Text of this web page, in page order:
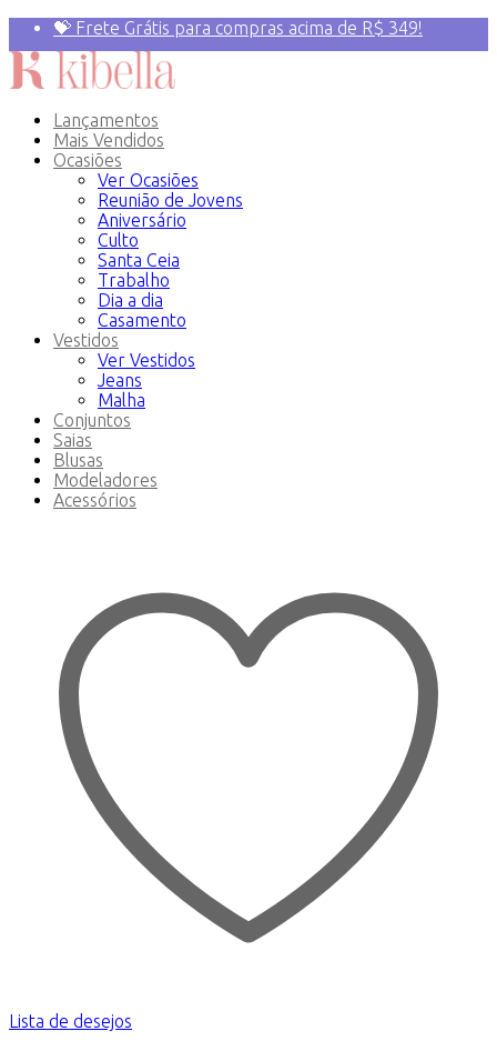
💝 Frete Grátis para compras acima de R$ 349!
Primeira compra? 10% OFF com o Cupom:
PRIMEIRAVEZ
Lançamentos
Mais Vendidos
Ocasiões
Ver Ocasiões
Reunião de Jovens
Aniversário
Culto
Santa Ceia
Trabalho
Dia a dia
Casamento
Vestidos
Ver Vestidos
Jeans
Malha
Conjuntos
Saias
Blusas
Modeladores
Acessórios
Lista de desejos